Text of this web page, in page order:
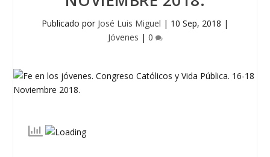
Publicado por José Luis Miguel | 10 Sep, 2018 |
Jóvenes | 0